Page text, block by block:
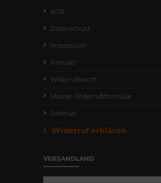
AGB
Datenschutz
Impressum
Kontakt
Widerrufsrecht
Muster-Widerrufsformular
Sitemap
Widerruf erklären
VERSANDLAND